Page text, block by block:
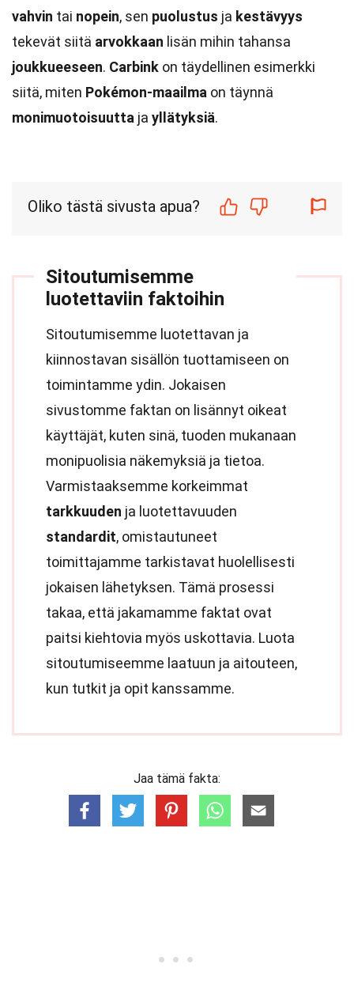
vahvin tai nopein, sen puolustus ja kestävyys
tekevät siitä arvokkaan lisän mihin tahansa
joukkueeseen. Carbink on täydellinen esimerkki
siitä, miten Pokémon-maailma on täynnä
monimuotoisuutta ja yllätyksiä.
Oliko tästä sivusta apua?
Sitoutumisemme
luotettaviin faktoihin
Sitoutumisemme luotettavan ja
kiinnostavan sisällön tuottamiseen on
toimintamme ydin. Jokaisen
sivustomme faktan on lisännyt oikeat
käyttäjät, kuten sinä, tuoden mukanaan
monipuolisia näkemyksiä ja tietoa.
Varmistaaksemme korkeimmat
tarkkuuden ja luotettavuuden
standardit, omistautuneet
toimittajamme tarkistavat huolellisesti
jokaisen lähetyksen. Tämä prosessi
takaa, että jakamamme faktat ovat
paitsi kiehtovia myös uskottavia. Luota
sitoutumiseemme laatuun ja aitouteen,
kun tutkit ja opit kanssamme.
Jaa tämä fakta: